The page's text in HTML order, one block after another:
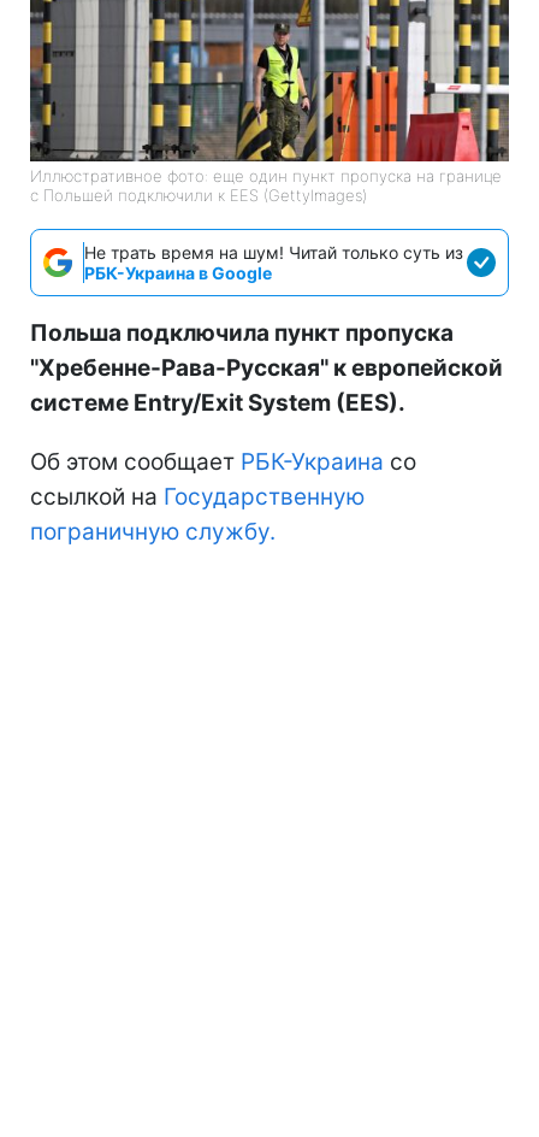
Иллюстративное фото: еще один пункт пропуска на границе
с Польшей подключили к EES (GettyImages)
Не трать время на шум! Читай только суть из
РБК-Украина в Google
Польша подключила пункт пропуска
"Хребенне-Рава-Русская" к европейской
системе Entry/Exit System (EES).
Об этом сообщает РБК-Украина со
ссылкой на Государственную
пограничную службу.